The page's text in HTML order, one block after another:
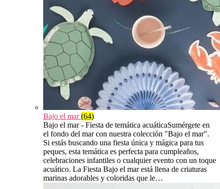
Bajo el mar(64)
Bajo el mar - Fiesta de temática acuáticaSumérgete en
el fondo del mar con nuestra colección "Bajo el mar".
Si estás buscando una fiesta única y mágica para tus
peques, esta temática es perfecta para cumpleaños,
celebraciones infantiles o cualquier evento con un toque
acuático. La Fiesta Bajo el mar está llena de criaturas
marinas adorables y coloridas que le…